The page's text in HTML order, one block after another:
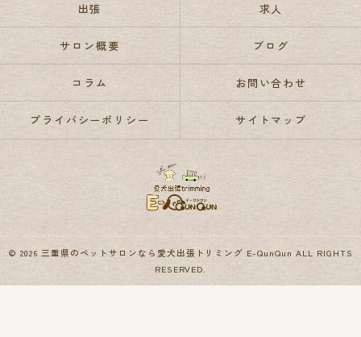
出張 求人
サロン概要 ブログ
コラム お問い合わせ
プライバシーポリシー サイトマップ
© 2026 三重県のペットサロンなら愛犬出張トリミング E-QunQun ALL RIGHTS
RESERVED.